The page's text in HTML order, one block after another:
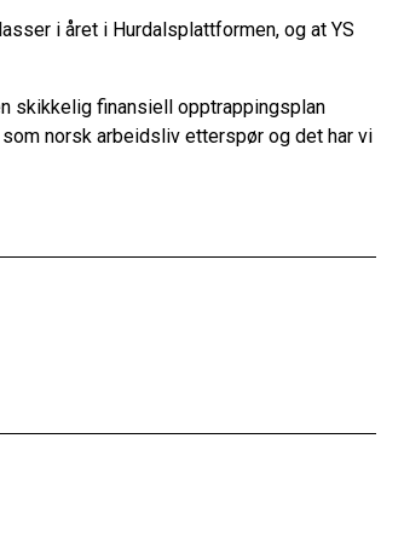
i året i Hurdalsplattformen, og at YS
skikkelig finansiell opptrappingsplan
norsk arbeidsliv etterspør og det har vi